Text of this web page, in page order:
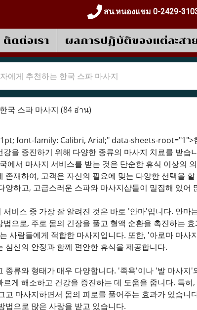
สน.หนองแขม 0-2429-
ติดต่อเรา ผลการปฎิบัติของแต่ละสา
에게 추천하는 한국 스파 마사지
국 스파 마사지 (84 อ่าน)
font-family: Calibri, Arial;" data-sheets-root="1">
을 증진하기 위해 다양한 종류의 마사지 치료를 받
에서 마사지 서비스를 받는 것은 단순한 휴식 이상의
존재하여, 고객은 자신의 필요에 맞는 다양한 선택을
양하고, 고급스러운 스파와 마사지샵들이 밀집해 있
비스 중 가장 잘 알려진 것은 바로 '안마'입니다. 안마
으로, 주로 몸의 긴장을 풀고 혈액 순환을 촉진하는
사람들에게 적합한 마사지입니다. 또한, '아로마 마
심신의 안정과 함께 편안한 휴식을 제공합니다.
종류와 형태가 매우 다양합니다. '족욕'이나 '발 마사지
게 해소하고 건강을 증진하는 데 도움을 줍니다. 특
고 마사지하면서 몸의 피로를 풀어주는 효과가 있습니
법으로 많은 사랑을 받고 있습니다.